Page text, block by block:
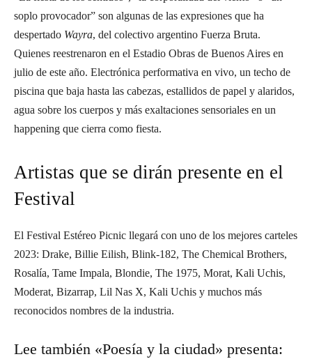
soplo provocador” son algunas de las expresiones que ha
despertado Wayra, del colectivo argentino Fuerza Bruta.
Quienes reestrenaron en el Estadio Obras de Buenos Aires en
julio de este año. Electrónica performativa en vivo, un techo de
piscina que baja hasta las cabezas, estallidos de papel y alaridos,
agua sobre los cuerpos y más exaltaciones sensoriales en un
happening que cierra como fiesta.
Artistas que se dirán presente en el
Festival
El Festival Estéreo Picnic llegará con uno de los mejores carteles
2023: Drake, Billie Eilish, Blink-182, The Chemical Brothers,
Rosalía, Tame Impala, Blondie, The 1975, Morat, Kali Uchis,
Moderat, Bizarrap, Lil Nas X, Kali Uchis y muchos más
reconocidos nombres de la industria.
Lee también «Poesía y la ciudad» presenta: